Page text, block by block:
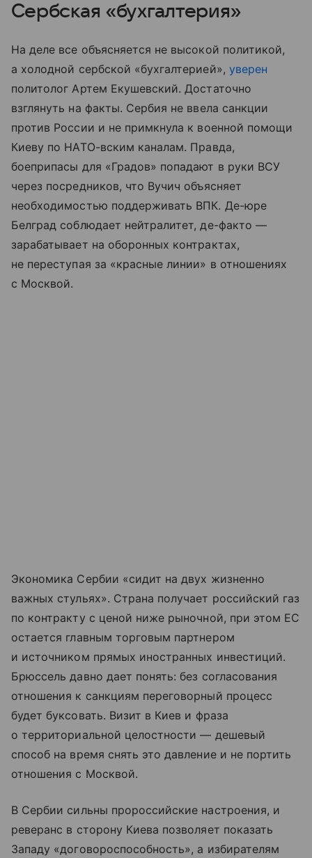
Сербская «бухгалтерия»
На деле все объясняется не высокой политикой,
а холодной сербской «бухгалтерией», уверен
политолог Артем Екушевский. Достаточно
взглянуть на факты. Сербия не ввела санкции
против России и не примкнула к военной помощи
Киеву по НАТО-вским каналам. Правда,
боеприпасы для «Градов» попадают в руки ВСУ
через посредников, что Вучич объясняет
необходимостью поддерживать ВПК. Де-юре
Белград соблюдает нейтралитет, де-факто —
зарабатывает на оборонных контрактах,
не переступая за «красные линии» в отношениях
с Москвой.
Экономика Сербии «сидит на двух жизненно
важных стульях». Страна получает российский газ
по контракту с ценой ниже рыночной, при этом ЕС
остается главным торговым партнером
и источником прямых иностранных инвестиций.
Брюссель давно дает понять: без согласования
отношения к санкциям переговорный процесс
будет буксовать. Визит в Киев и фраза
о территориальной целостности — дешевый
способ на время снять это давление и не портить
отношения с Москвой.
В Сербии сильны пророссийские настроения, и
реверанс в сторону Киева позволяет показать
Западу «договороспособность», а избирателям